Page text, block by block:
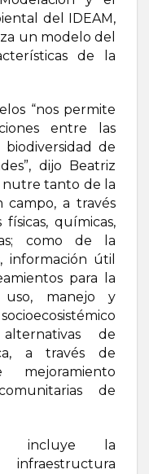
del IDEAM,
un modelo del
de la
“nos permite
entre las
biodiversidad de
dijo Beatriz
nutre tanto de la
campo, a través
químicas,
como de la
información útil
para la
manejo y
de
a través de
mejoramiento
de
incluye la